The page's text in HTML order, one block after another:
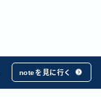
noteを見に行く